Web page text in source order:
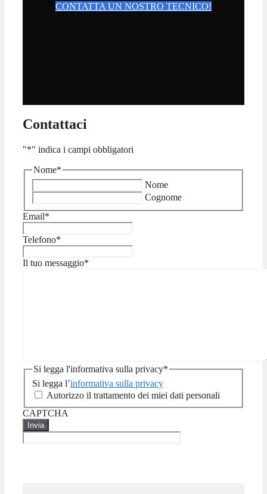
CONTATTA UN NOSTRO TECNICO!
Contattaci
"*" indica i campi obbligatori
Nome*
Nome
Cognome
Email*
Telefono*
Il tuo messaggio*
Si legga l'informativa sulla privacy*
Si legga l’informativa sulla privacy
Autorizzo il trattamento dei miei dati personali
CAPTCHA